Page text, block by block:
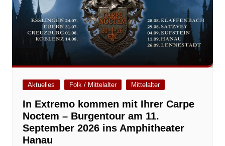
Aktuelles Folk / Mittelalter Mittelalter
In Extremo kommen mit Ihrer Carpe
Noctem – Burgentour am 11.
September 2026 ins Amphitheater
Hanau